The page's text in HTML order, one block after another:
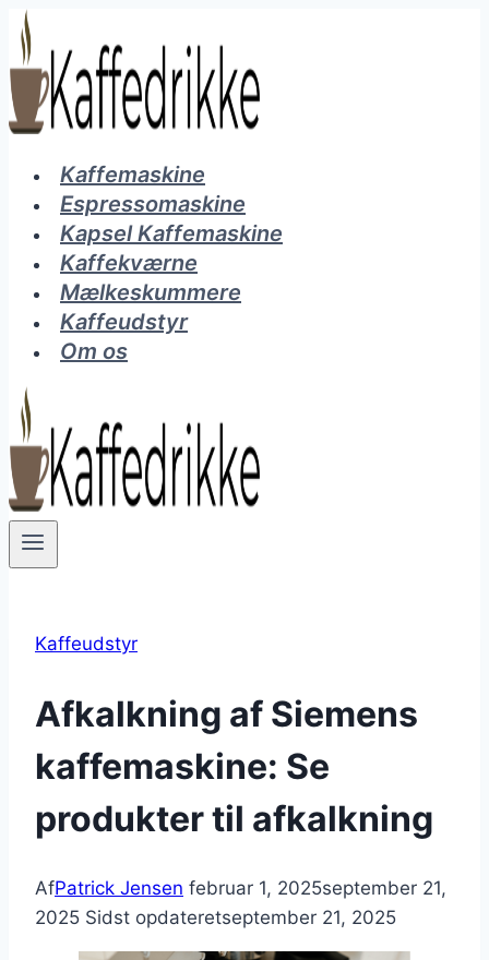
Fortsæt
til
indhold
Kaffemaskine
Espressomaskine
Kapsel Kaffemaskine
Kaffekværne
Mælkeskummere
Kaffeudstyr
Om os
Kaffeudstyr
Afkalkning af Siemens
kaffemaskine: Se
produkter til afkalkning
AfPatrick Jensen februar 1, 2025september 21,
2025 Sidst opdateretseptember 21, 2025